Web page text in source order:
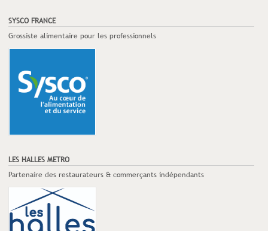
SYSCO FRANCE
Grossiste alimentaire pour les professionnels
LES HALLES METRO
Partenaire des restaurateurs & commerçants indépendants